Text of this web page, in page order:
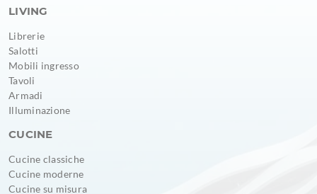
LIVING
Librerie
Salotti
Mobili ingresso
Tavoli
Armadi
Illuminazione
CUCINE
Cucine classiche
Cucine moderne
Cucine su misura